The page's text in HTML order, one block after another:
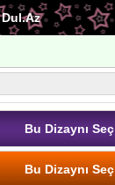
Dul.Az
Bu Dizaynı Seç
Bu Dizaynı Seç